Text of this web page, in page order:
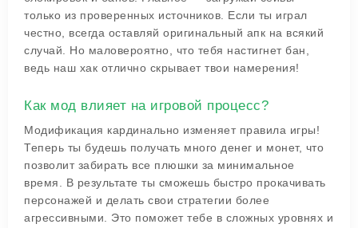
только из проверенных источников. Если ты играл
честно, всегда оставляй оригинальный апк на всякий
случай. Но маловероятно, что тебя настигнет бан,
ведь наш хак отлично скрывает твои намерения!
Как мод влияет на игровой процесс?
Модификация кардинально изменяет правила игры!
Теперь ты будешь получать много денег и монет, что
позволит забирать все плюшки за минимальное
время. В результате ты сможешь быстро прокачивать
персонажей и делать свои стратегии более
агрессивными. Это поможет тебе в сложных уровнях и